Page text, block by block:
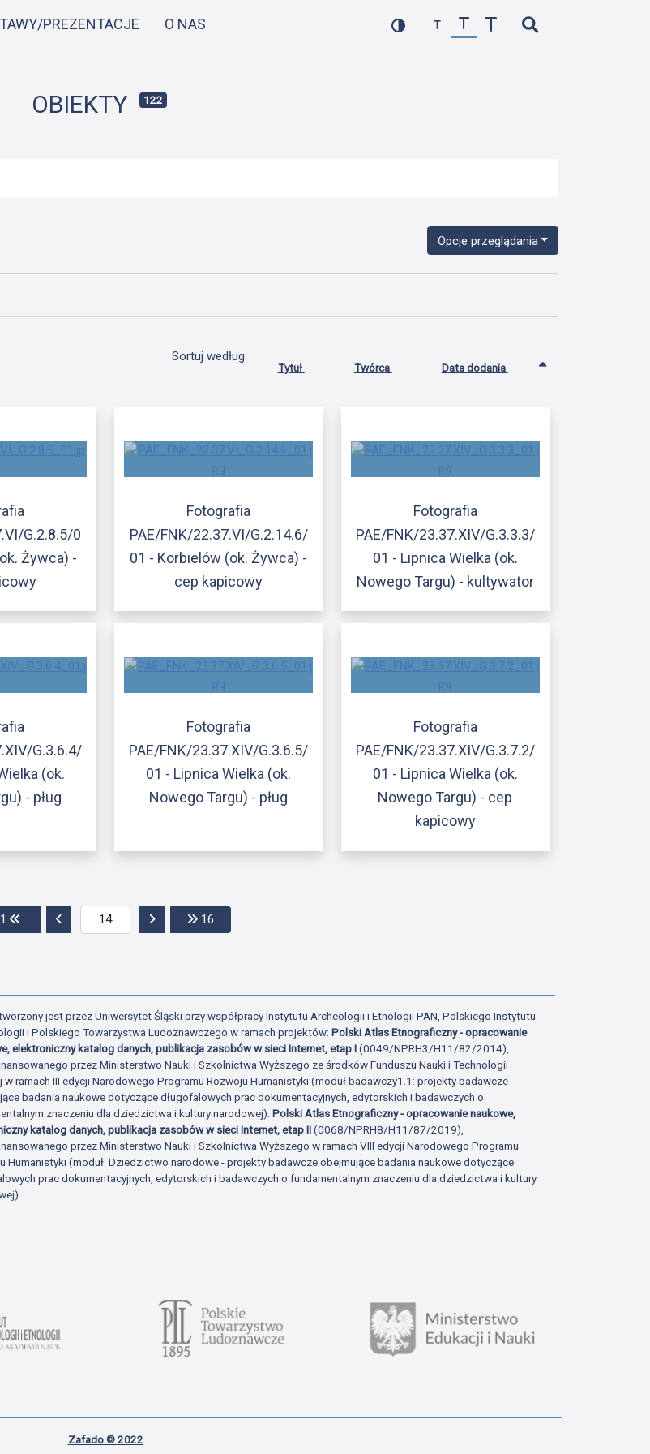
do
PREZENTACJE O NAS
OBIEKTY 122
Opcje przeglądania
Sortuj według:
Tytuł Twórca Data dodania
G.2.8.5/0
Żywca) -
Fotografia
PAE/FNK/22.37.VI/G.2.14.6/
01 - Korbielów (ok. Żywca) -
cep kapicowy
Fotografia
PAE/FNK/23.37.XIV/G.3.3.3/
01 - Lipnica Wielka (ok.
Nowego Targu) - kultywator
G.3.6.4/
(ok.
- pług
Fotografia
PAE/FNK/23.37.XIV/G.3.6.5/
01 - Lipnica Wielka (ok.
Nowego Targu) - pług
Fotografia
PAE/FNK/23.37.XIV/G.3.7.2/
01 - Lipnica Wielka (ok.
Nowego Targu) - cep
kapicowy
1 Przejdź do pierwszej strony
Przejdź do poprzedniej stronyPrzejdź do następnej strony
16
jest przez Uniwersytet Śląski przy współpracy Instytutu Archeologii i Etnologii PAN, Polskiego Instytutu
i Polskiego Towarzystwa Ludoznawczego w ramach projektów:Polski Atlas Etnograficzny - opracowanie
elektroniczny katalog danych, publikacja zasobów w sieci Internet, etap I(0049/NPRH3/H11/82/2014),
przez Ministerstwo Nauki i Szkolnictwa Wyższego ze środków Funduszu Nauki i Technologii
w ramach III edycji Narodowego Programu Rozwoju Humanistyki (moduł badawczy1.1: projekty badawcze
badania naukowe dotyczące długofalowych prac dokumentacyjnych, edytorskich i badawczych o
znaczeniu dla dziedzictwa i kultury narodowej).Polski Atlas Etnograficzny - opracowanie naukowe,
katalog danych, publikacja zasobów w sieci Internet, etap II(0068/NPRH8/H11/87/2019),
przez Ministerstwo Nauki i Szkolnictwa Wyższego w ramach VIII edycji Narodowego Programu
Humanistyki (moduł: Dziedzictwo narodowe - projekty badawcze obejmujące badania naukowe dotyczące
prac dokumentacyjnych, edytorskich i badawczych o fundamentalnym znaczeniu dla dziedzictwa i kultury
Zafado © 2022